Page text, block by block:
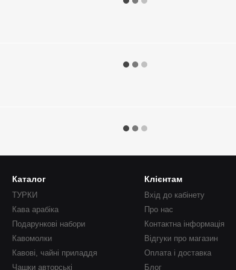
Каталог
ТУРКИ
Кава арабіка
Подарункові набори
Кавомолки
Кавові, чайні приладдя
Чашки авторські
Клієнтам
Вхід до кабінету
Про нас
Контактна інформація
Відгуки про магазин
Оплата і доставка
Блог